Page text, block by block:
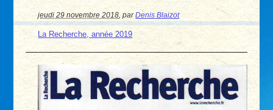
jeudi 29 novembre 2018,parDenis Blaizot
La Recherche, année 2019